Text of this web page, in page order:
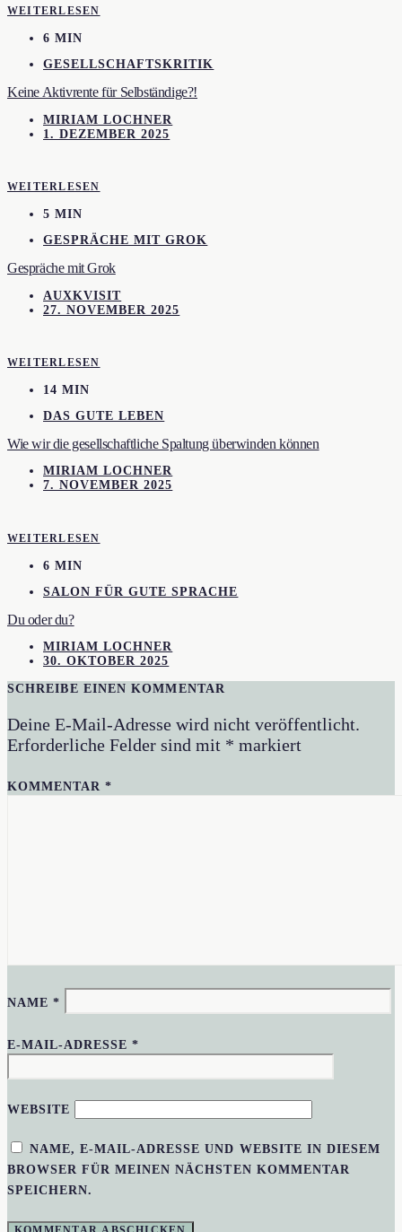
WEITERLESEN
6 MIN
GESELLSCHAFTSKRITIK
Keine Aktivrente für Selbständige?!
MIRIAM LOCHNER
1. DEZEMBER 2025
WEITERLESEN
5 MIN
GESPRÄCHE MIT GROK
Gespräche mit Grok
AUXKVISIT
27. NOVEMBER 2025
WEITERLESEN
14 MIN
DAS GUTE LEBEN
Wie wir die gesellschaftliche Spaltung überwinden können
MIRIAM LOCHNER
7. NOVEMBER 2025
WEITERLESEN
6 MIN
SALON FÜR GUTE SPRACHE
Du oder du?
MIRIAM LOCHNER
30. OKTOBER 2025
SCHREIBE EINEN KOMMENTAR
Deine E-Mail-Adresse wird nicht veröffentlicht.
Erforderliche Felder sind mit * markiert
KOMMENTAR*
NAME*
E-MAIL-ADRESSE*
WEBSITE
NAME, E-MAIL-ADRESSE UND WEBSITE IN DIESEM
BROWSER FÜR MEINEN NÄCHSTEN KOMMENTAR
SPEICHERN.